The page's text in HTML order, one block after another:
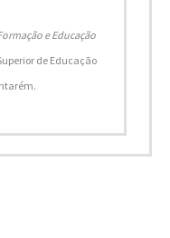
e Educação
de Educação